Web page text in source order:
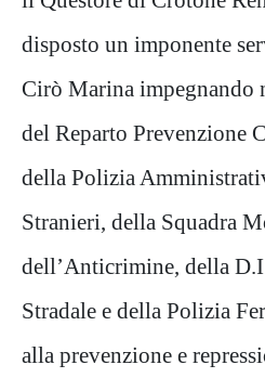
disposto un imponente
Cirò Marina impegnando
del Reparto Prevenzione
della Polizia
Stranieri, della Squadra
dell’Anticrimine della
Stradale e della Polizia
alla prevenzione e